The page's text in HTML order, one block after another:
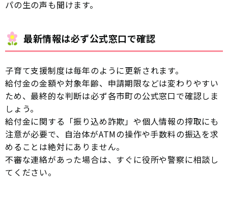
パの生の声も聞けます。
最新情報は必ず公式窓口で確認
子育て支援制度は毎年のように更新されます。
給付金の金額や対象年齢、申請期限などは変わりやすい
ため、最終的な判断は必ず各市町の公式窓口で確認しま
しょう。
給付金に関する「振り込め詐欺」や個人情報の搾取にも
注意が必要で、自治体がATMの操作や手数料の振込を求
めることは絶対にありません。
不審な連絡があった場合は、すぐに役所や警察に相談し
てください。